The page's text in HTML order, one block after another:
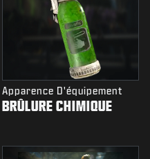
Apparence D'équipement
BRÛLURE CHIMIQUE